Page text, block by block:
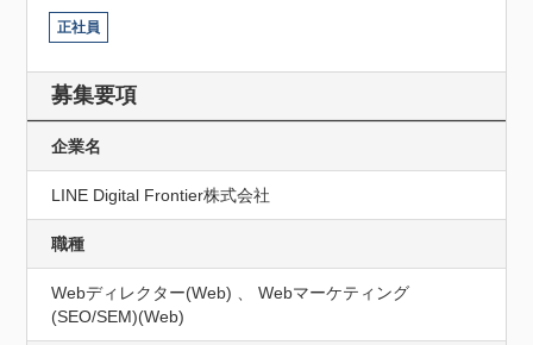
正社員
募集要項
企業名
LINE Digital Frontier株式会社
職種
Webディレクター(Web) 、 Webマーケティング
(SEO/SEM)(Web)